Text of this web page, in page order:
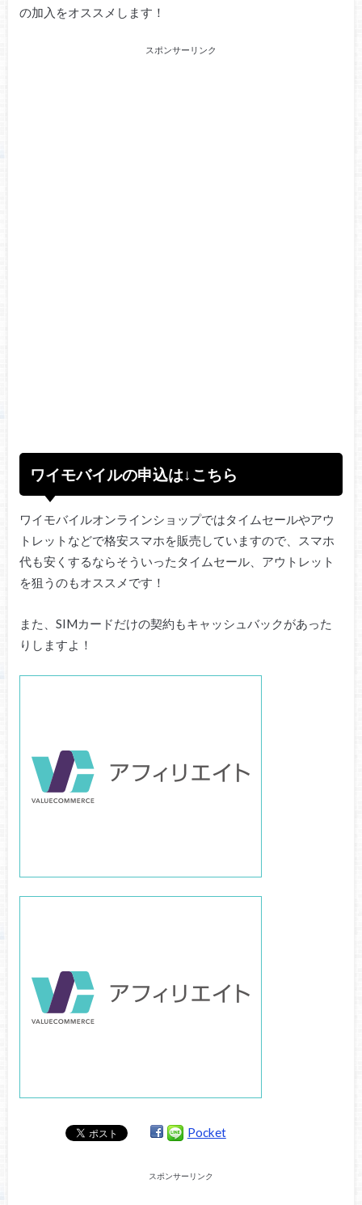
の加入をオススメします！
スポンサーリンク
ワイモバイルの申込は↓こちら
ワイモバイルオンラインショップではタイムセールやアウ
トレットなどで格安スマホを販売していますので、スマホ
代も安くするならそういったタイムセール、アウトレット
を狙うのもオススメです！
また、SIMカードだけの契約もキャッシュバックがあった
りしますよ！
Pocket
スポンサーリンク